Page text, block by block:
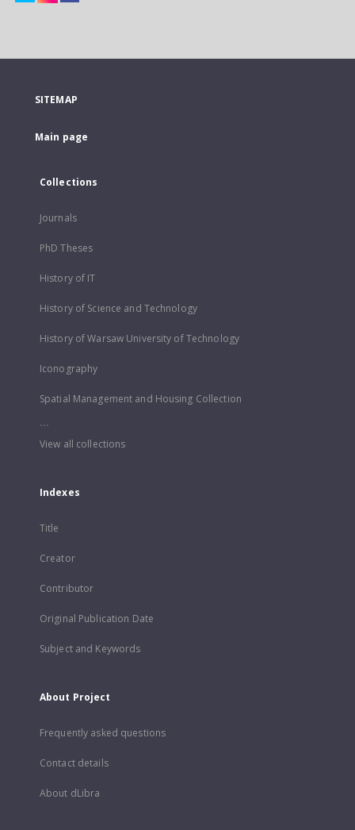
SITEMAP
Main page
Collections
Journals
PhD Theses
History of IT
History of Science and Technology
History of Warsaw University of Technology
Iconography
Spatial Management and Housing Collection
...
View all collections
Indexes
Title
Creator
Contributor
Original Publication Date
Subject and Keywords
About Project
Frequently asked questions
Contact details
About dLibra